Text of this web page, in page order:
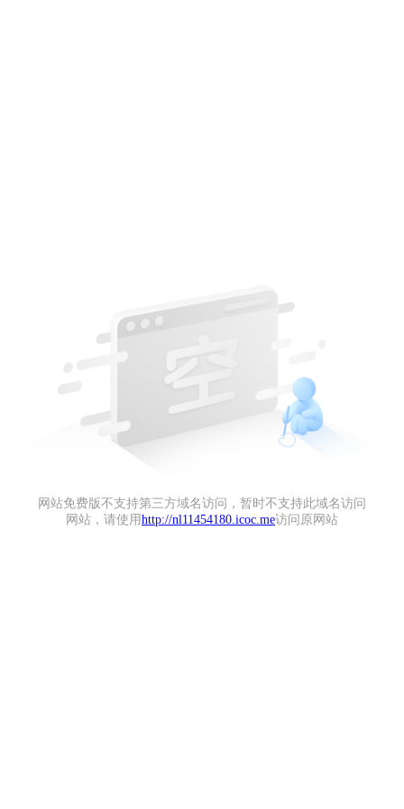
网站免费版不支持第三方域名访问，暂时不支持此域名访问
网站，请使用 http://nl11454180.icoc.me访问原网站